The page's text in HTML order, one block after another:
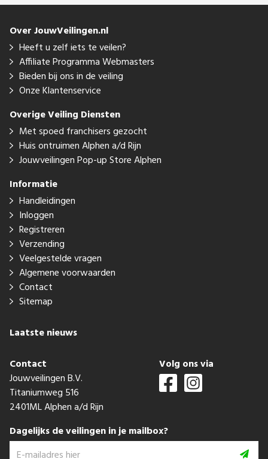
Over JouwVeilingen.nl
Heeft u zelf iets te veilen?
Affiliate Programma Webmasters
Bieden bij ons in de veiling
Onze Klantenservice
Overige Veiling Diensten
Met spoed franchisers gezocht
Huis ontruimen Alphen a/d Rijn
Jouwveilingen Pop-up Store Alphen
Informatie
Handleidingen
Inloggen
Registreren
Verzending
Veelgestelde vragen
Algemene voorwaarden
Contact
Sitemap
Laatste nieuws
Contact
Jouwveilingen B.V.
Titaniumweg 516
2401ML Alphen a/d Rijn
Volg ons via
Dagelijks de veilingen in je mailbox?